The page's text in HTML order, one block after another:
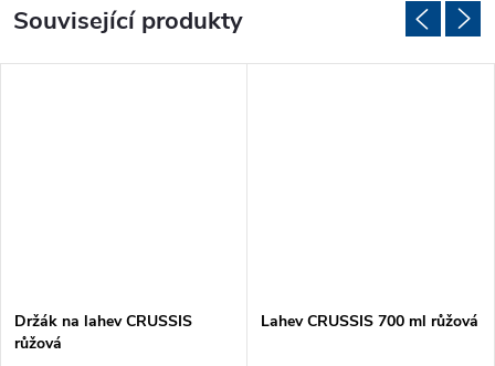
Související produkty
Držák na lahev CRUSSIS
růžová
Lahev CRUSSIS 700 ml růžová